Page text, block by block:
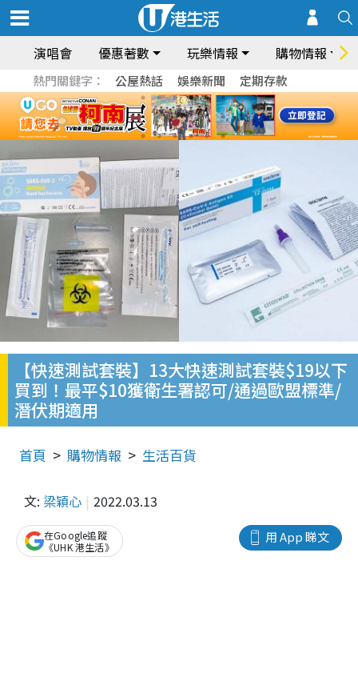
演唱會 優惠著數 玩樂情報 購物情報
熱門關鍵字： 公屋熱話 娛樂新聞 定期存款
【快速測試套裝】13大快速測試套裝$19以下
買到！最平$10獲衛生署認可/通過歐盟標準/
潛伏期適用
首頁 購物情報 生活百貨
文: 梁穎心 2022.03.13
用 App 睇文
在Google追蹤
《UHK 港生活》